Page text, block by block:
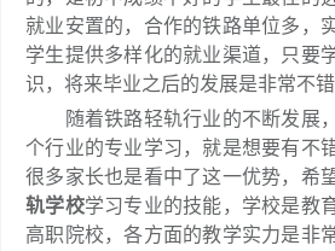
就业安置的，合作的铁路单位多，
学生提供多样化的就业渠道，只要
识，将来毕业之后的发展是非常不错
随着铁路轻轨行业的不断发展
个行业的专业学习，就是想要有不
很多家长也是看中了这一优势，希
轨学校学习专业的技能，学校是教
高职院校，各方面的教学实力是非